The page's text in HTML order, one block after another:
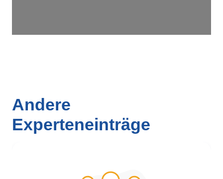
Andere
Experteneinträge